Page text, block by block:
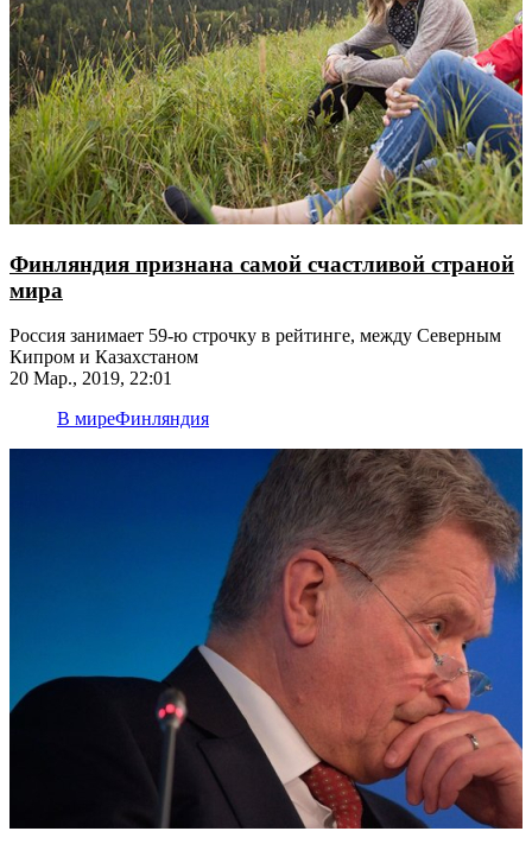
Финляндия признана самой счастливой страной
мира
Россия занимает 59-ю строчку в рейтинге, между Северным
Кипром и Казахстаном
20 Мар., 2019, 22:01
В миреФинляндия